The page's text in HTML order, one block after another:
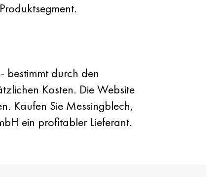
bestimmt durch den
Kosten. Die Website
Kaufen Sie Messingblech,
ein profitabler Lieferant.